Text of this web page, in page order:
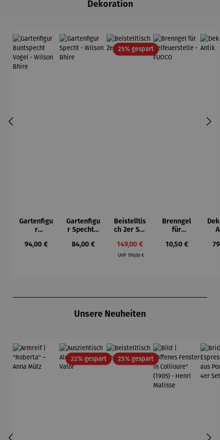
Dekoration
Gartenfigu
r
t Vogel -
Regulärer Preis:
94,00 €
Gartenfigu
r Specht -
Bhire
Regulärer Preis:
84,00 €
25% gespartRabatt
Beistelltis
ch 2er Set
Verkaufspreis:
149,00 €
UVP Regulärer Preis:
199,00 €
Brenngel
für
elle -
Regulärer Preis:
10,50 €
Unsere Neuheiten
22% gespartRabatt25% gespartRabatt